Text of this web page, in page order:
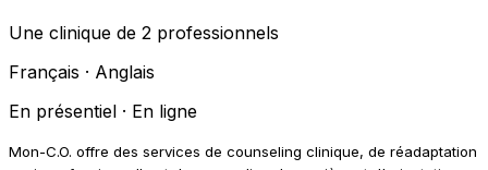
Une clinique de 2 professionnels
Français · Anglais
En présentiel · En ligne
Mon-C.O. offre des services de counseling clinique, de réadaptation